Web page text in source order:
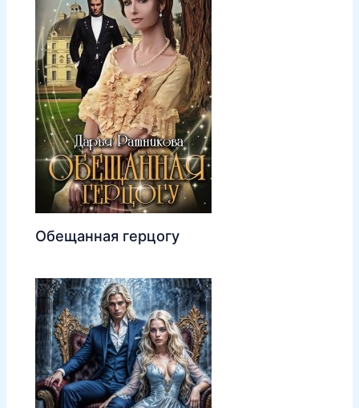
Обещанная герцогу